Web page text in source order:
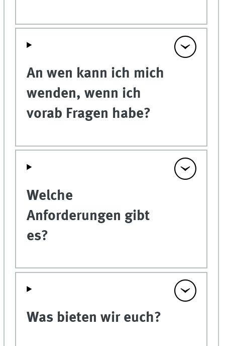
An wen kann ich mich
wenden, wenn ich
vorab Fragen habe?
Welche
Anforderungen gibt
es?
Was bieten wir euch?